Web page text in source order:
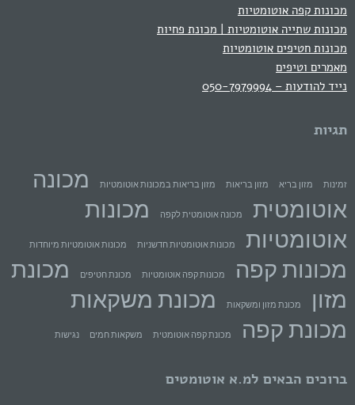
מכונות קפה אוטומטיות
מכונות שתייה אוטומטיות | מכונת פחיות
מכונות חטיפים אוטומטיות
מאמרים וטיפים
נייד להודעות – 050-7979994
תגיות
זמינות מזון בריא מזון בריאות מזון בריאות במכונות אוטומטיות
מכונה
אוטומטית
מכונה אוטומטית לקפה
מכונות
אוטומטיות
מכונות אוטומטיות חדשניות מכונות אוטומטיות מיוחדות
מכונות קפה מכונות קפה אוטומטיות מכונת חטיפים
מכונת
מזון
מכונת מזון ומשקאות
מכונת משקאות
מכונת קפה
מכונת קפה אוטומטית משקאות חמים נגישות
ברוכים הבאים למ.א אוטומטים